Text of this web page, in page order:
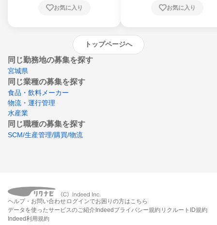
崎県、熊本県、大分県、宮崎県、鹿児島県、
お気に入り お気に入り
トップページへ
同じ勤務地の募集を探す
宮城県
同じ業種の募集を探す
食品・飲料メーカー
物流・運行管理
水産業
同じ職種の募集を探す
SCM/生産管理/購買/物流
ヘルプ・お問い合わせ ログインでお困りの方はこちら
データを使ったサービスのご紹介Indeedプライバシー規約 リクルートID規約
Indeed利用規約